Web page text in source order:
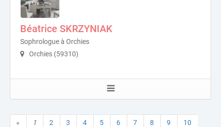
Béatrice SKRZYNIAK
Sophrologue à Orchies
Orchies (59310)
« 1 2 3 4 5 6 7 8 9 10